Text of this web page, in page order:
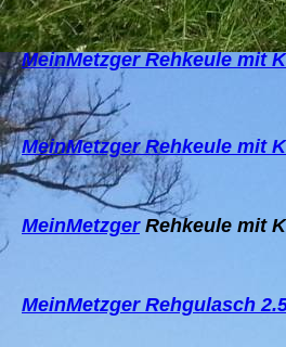
MeinMetzger Rehkeule mit
MeinMetzger Rehkeule mit
MeinMetzgerRehkeule mit
MeinMetzger Rehgulasch